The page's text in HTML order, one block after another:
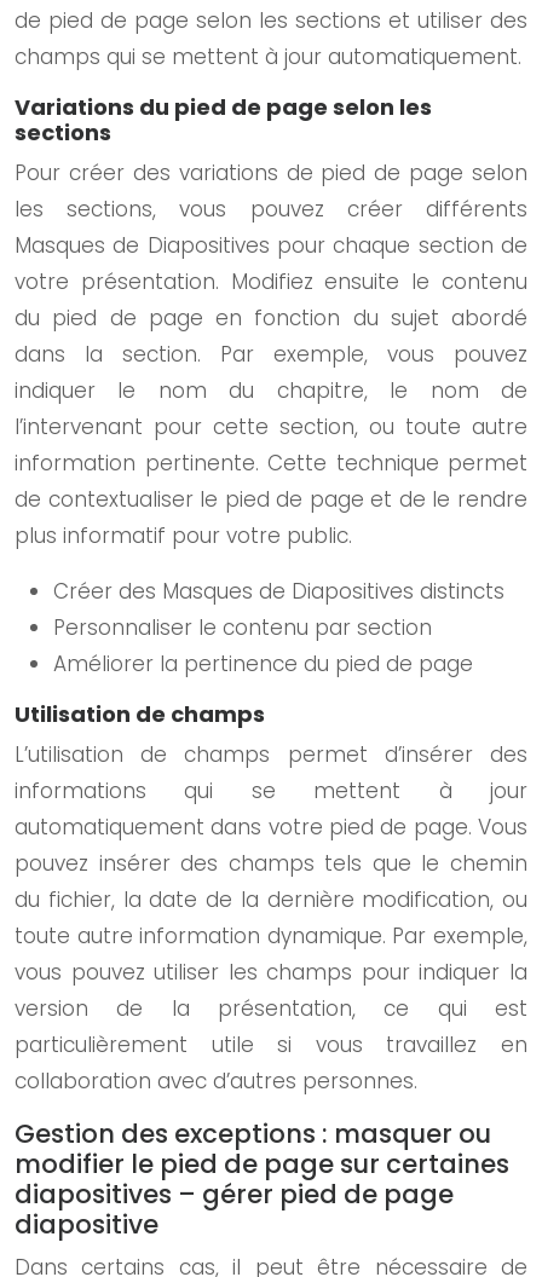
de pied de page selon les sections et utiliser des
champs qui se mettent à jour automatiquement.
Variations du pied de page selon les
sections
Pour créer des variations de pied de page selon
les sections, vous pouvez créer différents
Masques de Diapositives pour chaque section de
votre présentation. Modifiez ensuite le contenu
du pied de page en fonction du sujet abordé
dans la section. Par exemple, vous pouvez
indiquer le nom du chapitre, le nom de
l’intervenant pour cette section, ou toute autre
information pertinente. Cette technique permet
de contextualiser le pied de page et de le rendre
plus informatif pour votre public.
Créer des Masques de Diapositives distincts
Personnaliser le contenu par section
Améliorer la pertinence du pied de page
Utilisation de champs
L’utilisation de champs permet d’insérer des
informations qui se mettent à jour
automatiquement dans votre pied de page. Vous
pouvez insérer des champs tels que le chemin
du fichier, la date de la dernière modification, ou
toute autre information dynamique. Par exemple,
vous pouvez utiliser les champs pour indiquer la
version de la présentation, ce qui est
particulièrement utile si vous travaillez en
collaboration avec d’autres personnes.
Gestion des exceptions : masquer ou
modifier le pied de page sur certaines
diapositives – gérer pied de page
diapositive
Dans certains cas, il peut être nécessaire de